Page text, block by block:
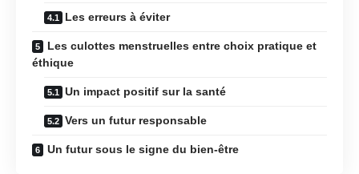
Les erreurs à éviter
Les culottes menstruelles entre choix pratique et
éthique
Un impact positif sur la santé
Vers un futur responsable
Un futur sous le signe du bien-être